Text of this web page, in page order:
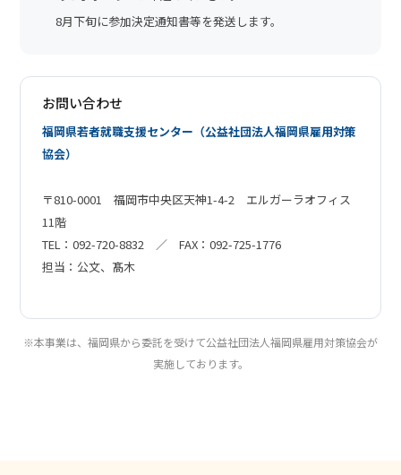
8月下旬に参加決定通知書等を発送します。
お問い合わせ
福岡県若者就職支援センター（公益社団法人福岡県雇用対策
協会）
〒810-0001 福岡市中央区天神1-4-2 エルガーラオフィス
11階
TEL：092-720-8832 ／ FAX：092-725-1776
担当：公文、髙木
※本事業は、福岡県から委託を受けて公益社団法人福岡県雇用対策協会が
実施しております。